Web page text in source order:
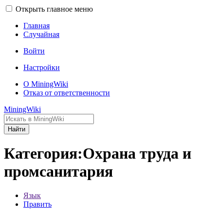
Открыть главное меню
Главная
Случайная
Войти
Настройки
О MiningWiki
Отказ от ответственности
MiningWiki
Найти
Категория:Охрана труда и
промсанитария
Язык
Править